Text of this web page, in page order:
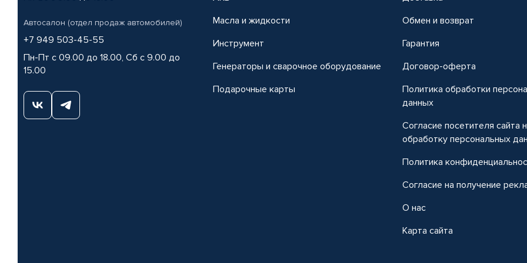
Автосалон (отдел продаж автомобилей)
+7 949 503-45-55
Пн-Пт с 09.00 до 18.00, Сб с 9.00 до
15.00
Масла и жидкости
Инструмент
Генераторы и сварочное оборудование
Подарочные карты
Обмен и возврат
Гарантия
Договор-оферта
Политика обработки
данных
Согласие посетителя сайта
обработку персональных
Политика
Согласие на получение
О нас
Карта сайта